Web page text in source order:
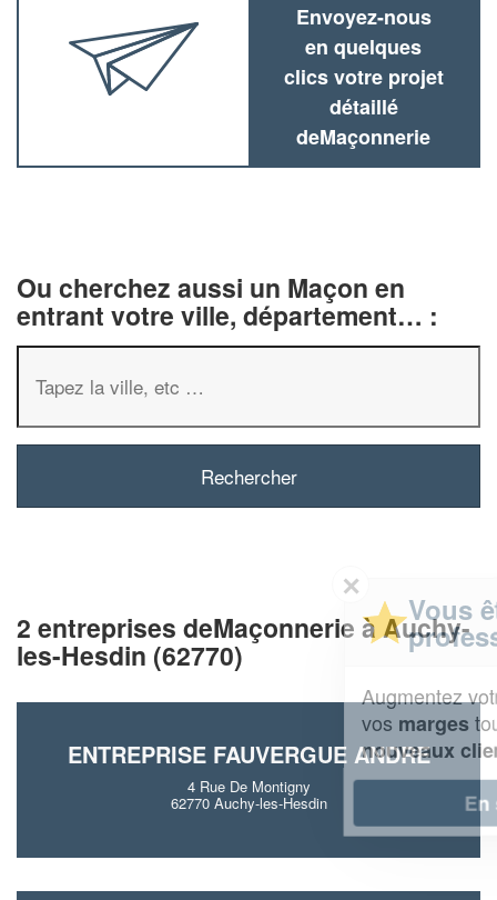
Envoyez-nous
en quelques
clics votre projet
détaillé
deMaçonnerie
Ou cherchez aussi un Maçon en
entrant votre ville, département… :
2 entreprises deMaçonnerie à Auchy-
les-Hesdin (62770)
ENTREPRISE FAUVERGUE ANDRE
4 Rue De Montigny
62770 Auchy-les-Hesdin
professionnel ?
Augmentez votrechiffre d'affaireset
tout en gagnant de
nouveaux clients!
En savoir plus